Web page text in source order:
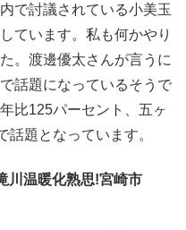
で討議されている小美玉
ています。私も何かやり
。渡邊優太さんが言うに
話題になっているそうで
比125パーセント、五ヶ
題となっています。
川温暖化熟思!宮崎市